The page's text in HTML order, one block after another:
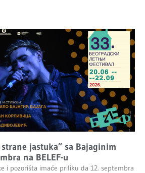
jastuka” sa Bajaginim
na BELEF-u
i pozorišta imaće priliku da 12. septembra